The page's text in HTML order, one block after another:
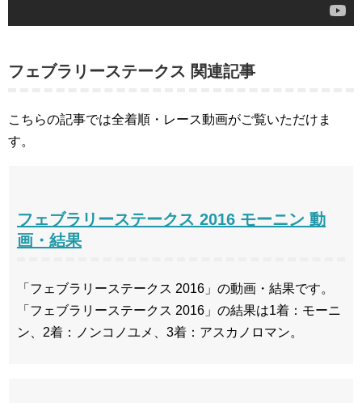
フェブラリーステークス 関連記事
こちらの記事では全着順・レース動画がご覧いただけま
す。
フェブラリーステークス 2016 モーニン 動
画・結果
「フェブラリーステークス 2016」の動画・結果です。
「フェブラリーステークス 2016」の結果は1着：モーニ
ン、2着：ノンコノユメ、3着：アスカノロマン。